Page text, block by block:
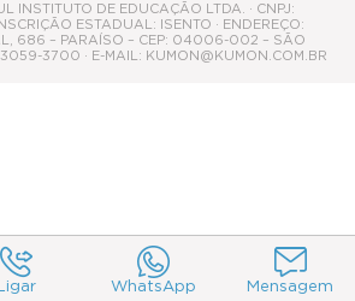
Ligar WhatsApp Mensagem
INSTITUTO DE EDUCAÇÃO LTDA. · CNPJ:
ESTADUAL: ISENTO · ENDEREÇO:
686 – PARAÍSO – CEP: 04006-002 – SÃO
3059-3700 · E-MAIL: KUMON@KUMON.COM.BR